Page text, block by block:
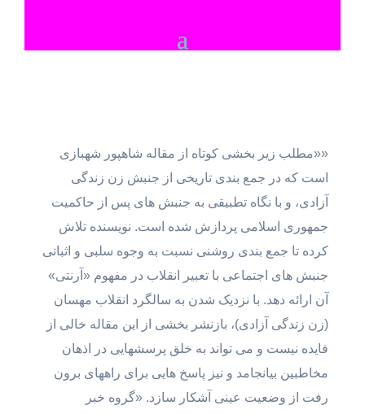
««مطلب زیر بخشی کوتاه از مقاله شاهپور شهبازی
است که در جمع بندی تاریخی از جنبش زن زندگی
آزادی، و با نگاه تطبیقی به جنبش های پس از حاکمیت
جمهوری اسلامی پردازش شده است. نویسنده تلاش
کرده تا جمع بندی روشنی نسبت به وجوه سلبی و اثباتی
جنبش های اجتماعی با تعبیر انقلاب در مفهوم «آرنتی»
آن ارائه دهد. با نزدیک شدن به سالگرد انقلاب مهسان
(زن زندگی آزادی)، بازنشر بخشی از این مقاله خالی از
فایده نیست و می تواند به خلق پرسشهایی در اذهان
مخاطبین بیانجامد و نیز پاسخ هایی برای راههای برون
رفت از وضعیت عینی آشکار سازد. «گروه خبر